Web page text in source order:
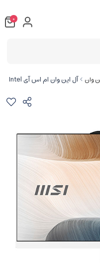
وان آل این وان ام اس آی Modern AM242P 13M i3 8GB 500SSD Intel
0